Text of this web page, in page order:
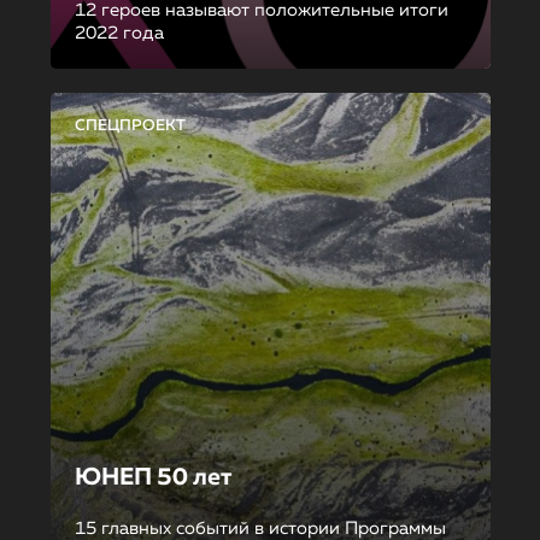
12 героев называют положительные итоги
2022 года
СПЕЦПРОЕКТ
ЮНЕП 50 лет
15 главных событий в истории Программы